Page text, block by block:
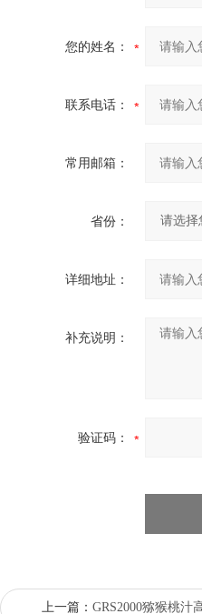
您的姓名：
联系电话：
常用邮箱：
省份：
详细地址：
补充说明：
验证码：
上一篇： GRS2000猕猴桃汁